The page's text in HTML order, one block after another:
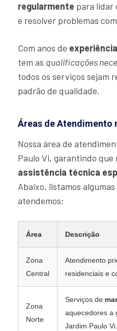
regularmente para lidar
e resolver problemas
Com anos de experiência
tem as qualificações
todos os serviços sejam
padrão de qualidade.
Áreas de Atendimento
Nossa área de
Paulo Vi, garantindo que
assistência técnica
Abaixo, listamos
atendemos:
Área Descrição
Zona
Central
Atendimento
residenciais e
Zona
Norte
Serviços de
aquecedores a
Jardim Paulo Vi.